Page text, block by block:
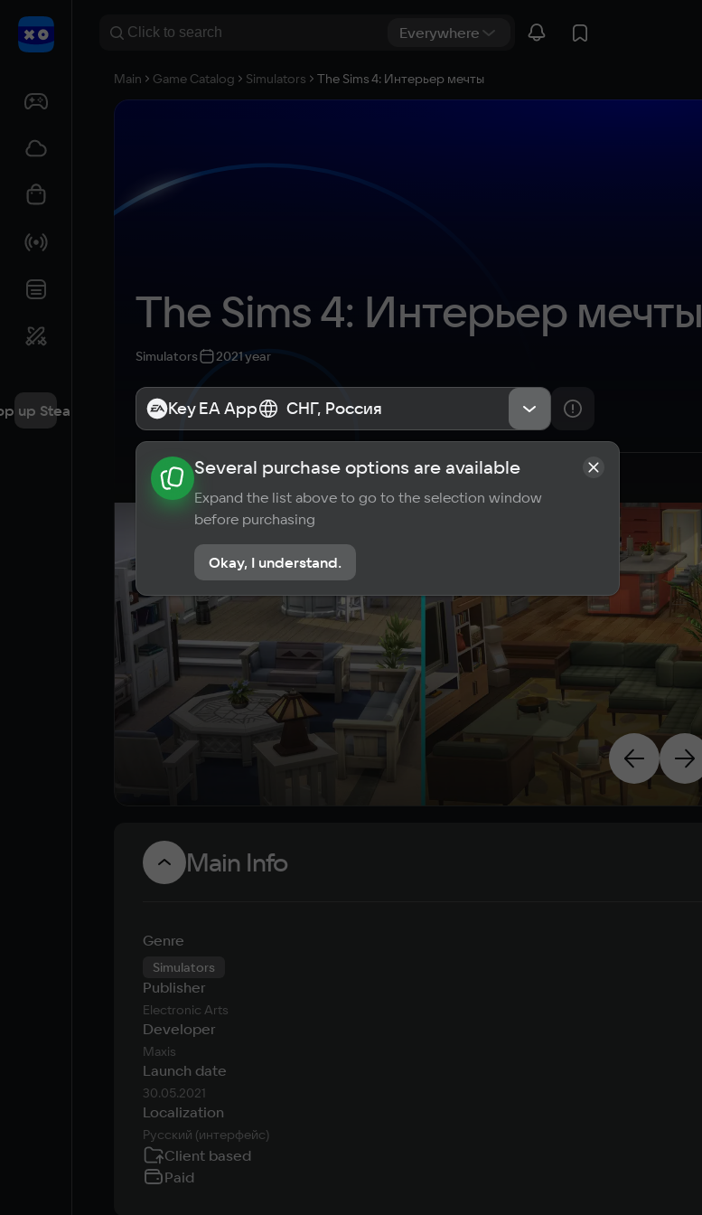
up Steam
Main Game Catalog Simulators The Sims 4: Интерьер мечты
The Sims 4: Интерьер мечты
Simulators 2021 year
Key EA App СНГ, Россия
About the game News Requirements Reviews
Main Info
Genre
Simulators
Publisher
Electronic Arts
Developer
Maxis
Launch date
30.05.2021
Localization
Русский (интерфейс)
Client based
Paid
Key EA App СНГ, Россия
Several purchase options are available
Expand the list above to go to the selection window
before purchasing
Okay, I understand.